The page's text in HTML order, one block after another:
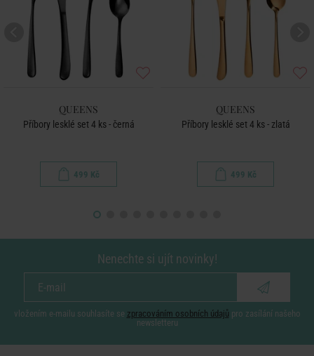
QUEENS
Příbory lesklé set 4 ks - černá
499 Kč
QUEENS
Příbory lesklé set 4 ks - zlatá
499 Kč
Nenechte si ujít novinky!
vložením e-mailu souhlasíte se zpracováním osobních údajů pro zasílání našeho
newsletteru